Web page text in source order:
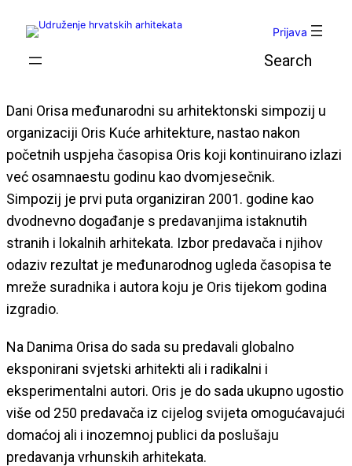
Prijava
Dani Orisa međunarodni su arhitektonski simpozij u
organizaciji Oris Kuće arhitekture, nastao nakon
početnih uspjeha časopisa Oris koji kontinuirano izlazi
već osamnaestu godinu kao dvomjesečnik.
Simpozij je prvi puta organiziran 2001. godine kao
dvodnevno događanje s predavanjima istaknutih
stranih i lokalnih arhitekata. Izbor predavača i njihov
odaziv rezultat je međunarodnog ugleda časopisa te
mreže suradnika i autora koju je Oris tijekom godina
izgradio.
Na Danima Orisa do sada su predavali globalno
eksponirani svjetski arhitekti ali i radikalni i
eksperimentalni autori. Oris je do sada ukupno ugostio
više od 250 predavača iz cijelog svijeta omogućavajući
domaćoj ali i inozemnoj publici da poslušaju
predavanja vrhunskih arhitekata.